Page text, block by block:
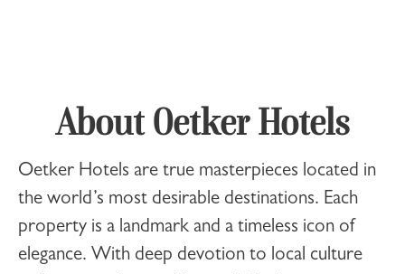
About Oetker Hotels
Oetker Hotels are true masterpieces located in
the world’s most desirable destinations. Each
property is a landmark and a timeless icon of
elegance. With deep devotion to local culture